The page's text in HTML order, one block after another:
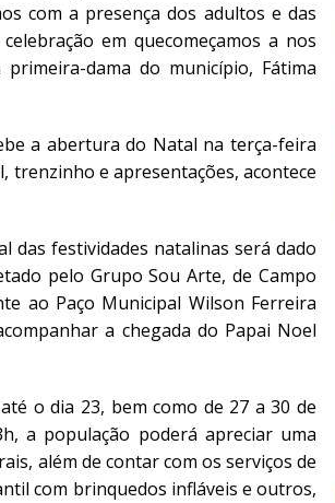
com a presença dos adultos e das
em quecomeçamos a nos
dama do município, Fátima
a abertura do Natal na terça-feira
trenzinho e apresentações, acontece
das festividades natalinas será dado
pelo Grupo Sou Arte, de Campo
ao Paço Municipal Wilson Ferreira
a chegada do Papai Noel
o dia 23, bem como de 27 a 30 de
a população poderá apreciar uma
além de contar com os serviços de
com brinquedos infláveis e outros,